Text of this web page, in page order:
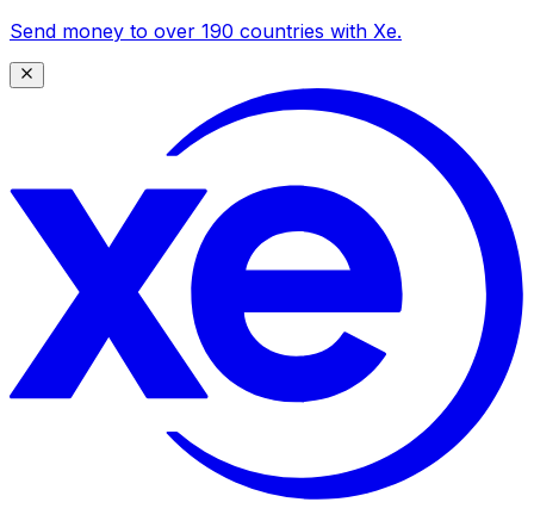
Send money to over 190 countries with Xe.